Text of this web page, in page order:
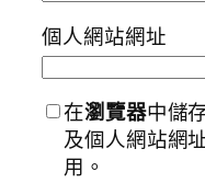
個人網站網址
在瀏覽器中儲
及個人網站網
用。